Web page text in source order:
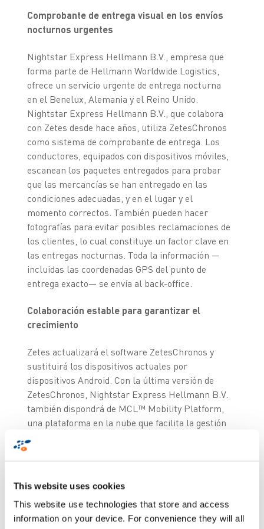
This website uses cookies
This website use technologies that store and access
information on your device. For convenience they will all
Comprobante de entrega visual en los envíos
nocturnos urgentes
Nightstar Express Hellmann B.V., empresa que
forma parte de Hellmann Worldwide Logistics,
ofrece un servicio urgente de entrega nocturna
en el Benelux, Alemania y el Reino Unido.
Nightstar Express Hellmann B.V., que colabora
con Zetes desde hace años, utiliza ZetesChronos
como sistema de comprobante de entrega. Los
conductores, equipados con dispositivos móviles,
escanean los paquetes entregados para probar
que las mercancías se han entregado en las
condiciones adecuadas, y en el lugar y el
momento correctos. También pueden hacer
fotografías para evitar posibles reclamaciones de
los clientes, lo cual constituye un factor clave en
las entregas nocturnas. Toda la información —
incluidas las coordenadas GPS del punto de
entrega exacto— se envía al back-office.
Colaboración estable para garantizar el
crecimiento
Zetes actualizará el software ZetesChronos y
sustituirá los dispositivos actuales por
dispositivos Android. Con la última versión de
ZetesChronos, Nightstar Express Hellmann B.V.
también dispondrá de MCL™ Mobility Platform,
una plataforma en la nube que facilita la gestión
centralizada de aplicaciones móviles, dispositivos
y usuarios.
fundamental para nuestro negocio y debemos
garantizar su continuidad y estabilidad», explica
Christiaan van Driel, director de IT de Nightstar